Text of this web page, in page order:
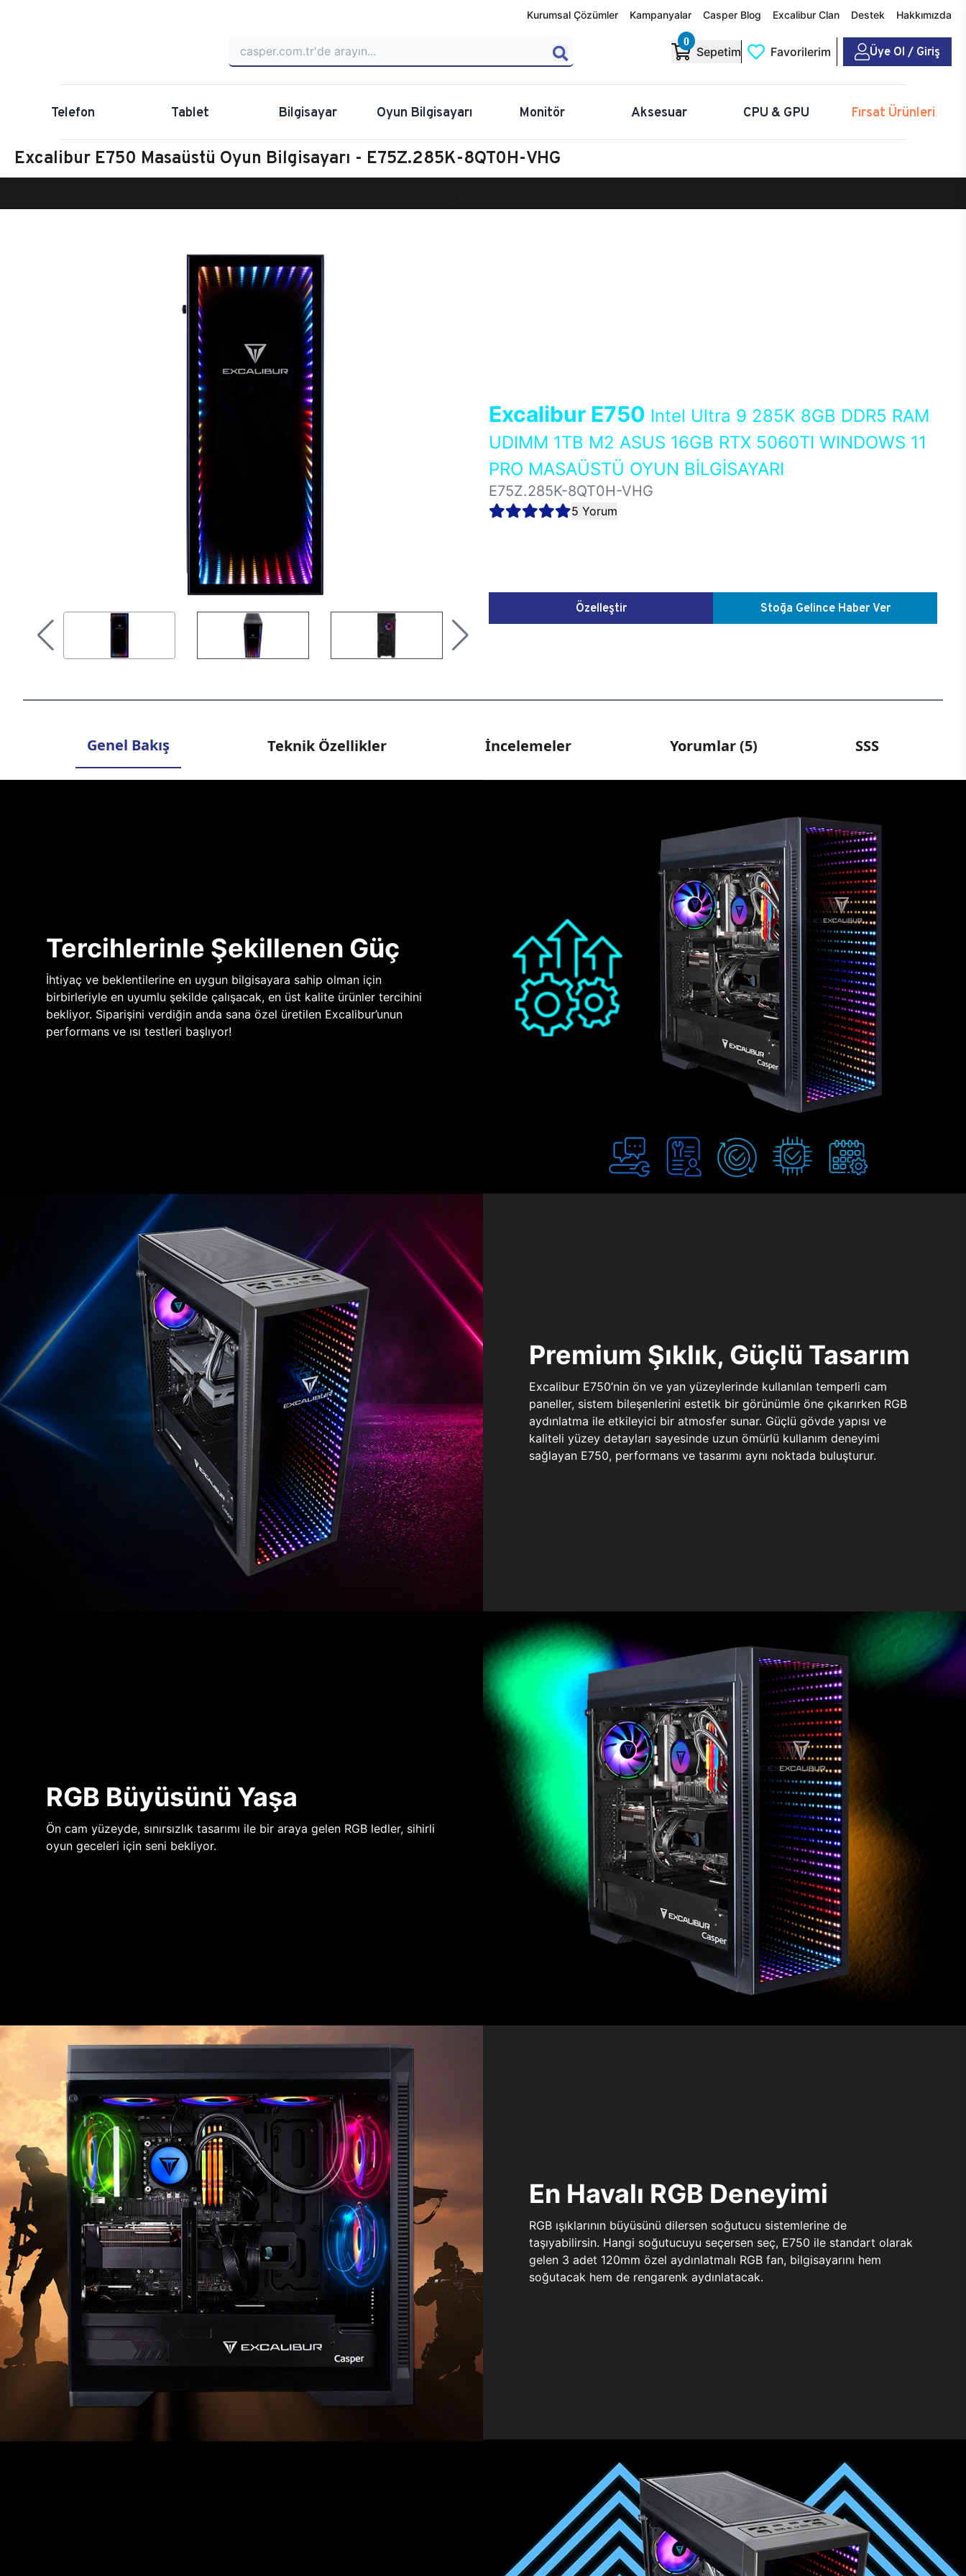
Kurumsal Çözümler Kampanyalar Casper Blog Excalibur Clan Destek Hakkımızda
0
Sepetim Favorilerim Üye Ol / Giriş
Telefon Tablet Bilgisayar Oyun Bilgisayarı Monitör Aksesuar CPU & GPU Fırsat Ürünleri
Excalibur E750 Masaüstü Oyun Bilgisayarı - E75Z.285K-8QT0H-VHG
Excalibur E750 Intel Ultra 9 285K 8GB DDR5 RAM
UDIMM 1TB M2 ASUS 16GB RTX 5060TI WINDOWS 11
PRO MASAÜSTÜ OYUN BİLGİSAYARI
E75Z.285K-8QT0H-VHG
5 Yorum
Özelleştir Stoğa Gelince Haber Ver
Genel Bakış Teknik Özellikler İncelemeler Yorumlar (5) SSS
Tercihlerinle Şekillenen Güç
İhtiyaç ve beklentilerine en uygun bilgisayara sahip olman için
birbirleriyle en uyumlu şekilde çalışacak, en üst kalite ürünler tercihini
bekliyor. Siparişini verdiğin anda sana özel üretilen Excalibur’unun
performans ve ısı testleri başlıyor!
Premium Şıklık, Güçlü Tasarım
Excalibur E750’nin ön ve yan yüzeylerinde kullanılan temperli cam
paneller, sistem bileşenlerini estetik bir görünümle öne çıkarırken RGB
aydınlatma ile etkileyici bir atmosfer sunar. Güçlü gövde yapısı ve
kaliteli yüzey detayları sayesinde uzun ömürlü kullanım deneyimi
sağlayan E750, performans ve tasarımı aynı noktada buluşturur.
RGB Büyüsünü Yaşa
Ön cam yüzeyde, sınırsızlık tasarımı ile bir araya gelen RGB ledler, sihirli
oyun geceleri için seni bekliyor.
En Havalı RGB Deneyimi
RGB ışıklarının büyüsünü dilersen soğutucu sistemlerine de
taşıyabilirsin. Hangi soğutucuyu seçersen seç, E750 ile standart olarak
gelen 3 adet 120mm özel aydınlatmalı RGB fan, bilgisayarını hem
soğutacak hem de rengarenk aydınlatacak.